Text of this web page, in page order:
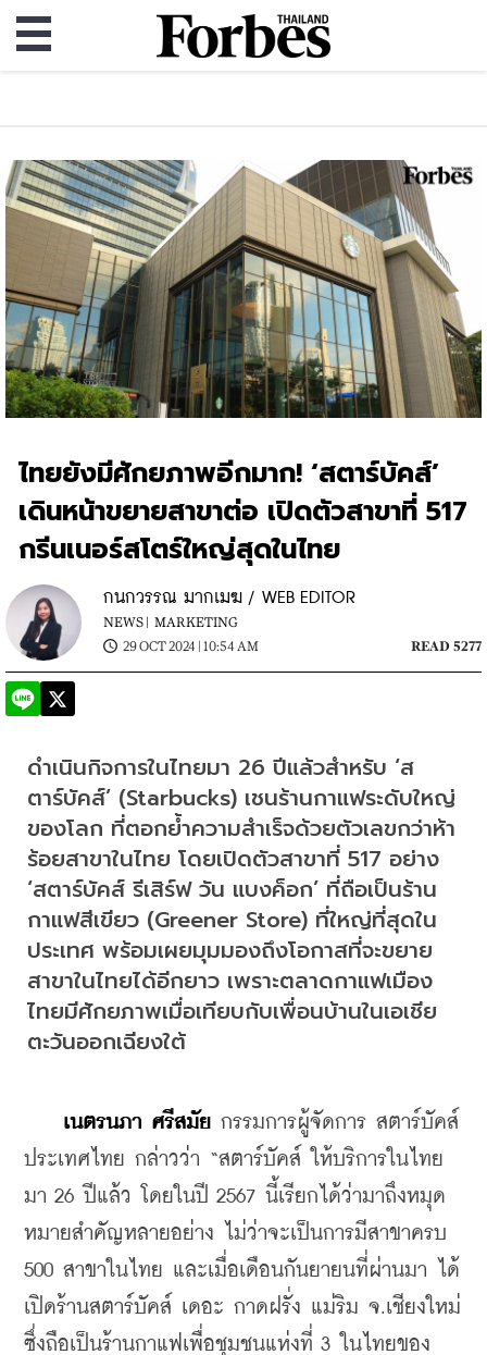
ไทยยังมีศักยภาพอีกมาก! ‘สตาร์บัคส์’
เดินหน้าขยายสาขาต่อ เปิดตัวสาขาที่ 517
กรีนเนอร์สโตร์ใหญ่สุดในไทย
กนกวรรณ มากเมฆ / WEB EDITOR
NEWS | MARKETING
29 OCT 2024 | 10:54 AM
READ 5277
ดำเนินกิจการในไทยมา 26 ปีแล้วสำหรับ ‘ส
ตาร์บัคส์’ (Starbucks) เชนร้านกาแฟระดับใหญ่
ของโลก ที่ตอกย้ำความสำเร็จด้วยตัวเลขกว่าห้า
ร้อยสาขาในไทย โดยเปิดตัวสาขาที่ 517 อย่าง
‘สตาร์บัคส์ รีเสิร์ฟ วัน แบงค็อก’ ที่ถือเป็นร้าน
กาแฟสีเขียว (Greener Store) ที่ใหญ่ที่สุดใน
ประเทศ พร้อมเผยมุมมองถึงโอกาสที่จะขยาย
สาขาในไทยได้อีกยาว เพราะตลาดกาแฟเมือง
ไทยมีศักยภาพเมื่อเทียบกับเพื่อนบ้านในเอเชีย
ตะวันออกเฉียงใต้
เนตรนภา ศรีสมัย กรรมการผู้จัดการ สตาร์บัคส์
ประเทศไทย กล่าวว่า “สตาร์บัคส์ ให้บริการในไทย
มา 26 ปีแล้ว โดยในปี 2567 นี้เรียกได้ว่ามาถึงหมุด
หมายสำคัญหลายอย่าง ไม่ว่าจะเป็นการมีสาขาครบ
500 สาขาในไทย และเมื่อเดือนกันยายนที่ผ่านมา ได้
เปิดร้านสตาร์บัคส์ เดอะ กาดฝรั่ง แม่ริม จ.เชียงใหม่
ซึ่งถือเป็นร้านกาแฟเพื่อชุมชนแห่งที่ 3 ในไทยของ